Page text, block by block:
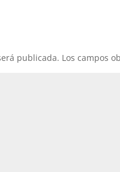
publicada. Los campos